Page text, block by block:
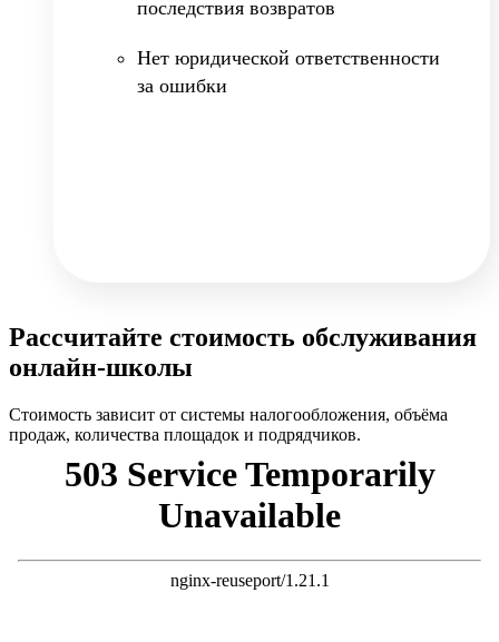
последствия возвратов
Нет юридической ответственности
за ошибки
Рассчитайте стоимость обслуживания
онлайн-школы
Стоимость зависит от системы налогообложения, объёма
продаж, количества площадок и подрядчиков.